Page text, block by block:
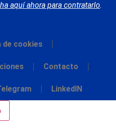
aquí ahora para contratarlo.
de cookies
Contacto
LinkedIN